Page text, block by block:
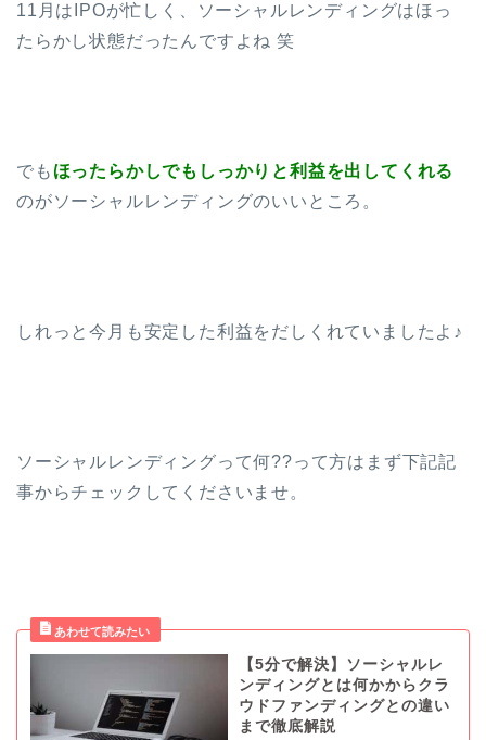
11月はIPOが忙しく、ソーシャルレンディングはほっ
たらかし状態だったんですよね 笑
でも ほったらかしでもしっかりと利益を出してくれる
のがソーシャルレンディングのいいところ。
しれっと今月も安定した利益をだしくれていましたよ♪
ソーシャルレンディングって何??って方はまず下記記
事からチェックしてくださいませ。
【5分で解決】ソーシャルレ
ンディングとは何かからクラ
ウドファンディングとの違い
まで徹底解説